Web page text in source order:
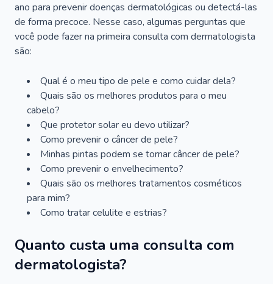
ano para prevenir doenças dermatológicas ou detectá-las
de forma precoce. Nesse caso, algumas perguntas que
você pode fazer na primeira consulta com dermatologista
são:
Qual é o meu tipo de pele e como cuidar dela?
Quais são os melhores produtos para o meu
cabelo?
Que protetor solar eu devo utilizar?
Como prevenir o câncer de pele?
Minhas pintas podem se tornar câncer de pele?
Como prevenir o envelhecimento?
Quais são os melhores tratamentos cosméticos
para mim?
Como tratar celulite e estrias?
Quanto custa uma consulta com
dermatologista?